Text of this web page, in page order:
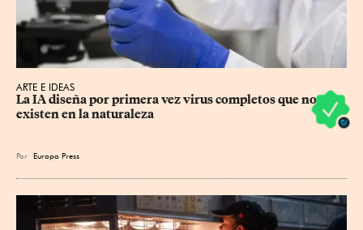
ARTE E IDEAS
La IA diseña por primera vez virus completos que no
existen en la naturaleza
Por Europa Press